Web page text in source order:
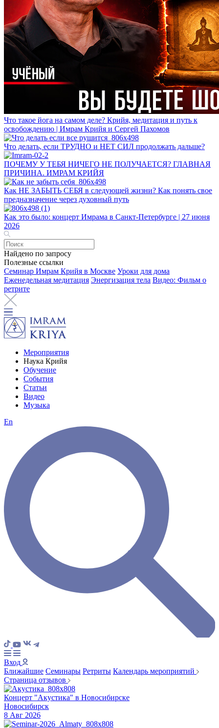
Что такое йога на самом деле? Крийя, медитация и путь к
освобождению | Имрам Крийя и Сергей Пахомов
Что делать, если ТРУДНО и НЕТ СИЛ продолжать дальше?
ПОЧЕМУ У ТЕБЯ НИЧЕГО НЕ ПОЛУЧАЕТСЯ? ГЛАВНАЯ
ПРИЧИНА. ИМРАМ КРИЙЯ
Как НЕ ЗАБЫТЬ СЕБЯ в следующей жизни? Как понять свое
предназначение через духовный путь
Как это было: концерт Имрама в Санкт-Петербурге | 27 июня
2026
Найдено по запросу
Полезные ссылки
Семинар Имрам Крийя в Москве Уроки для дома
Еженедельная медитация Энергизация тела Видео: Фильм о
ретрите
Мероприятия
Наука Крийя
Обучение
События
Статьи
Видео
Музыка
En
Вход
Ближайшие Семинары Ретриты Календарь мероприятий
Страница отзывов
Концерт "Акустика" в Новосибирске
Новосибирск
8 Авг 2026